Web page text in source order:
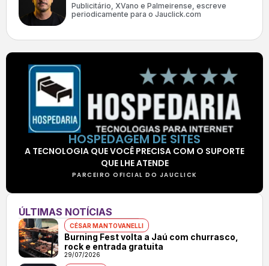
Publicitário, XVano e Palmeirense, escreve
periodicamente para o Jauclick.com
HOSPEDAGEM DE SITES
A TECNOLOGIA QUE VOCÊ PRECISA COM O SUPORTE
QUE LHE ATENDE
PARCEIRO OFICIAL DO JAUCLICK
ÚLTIMAS NOTÍCIAS
CÉSAR MANTOVANELLI
Burning Fest volta a Jaú com churrasco,
rock e entrada gratuita
29/07/2026